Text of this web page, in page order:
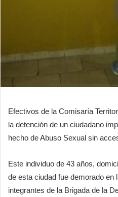
Efectivos de la Comisaría
la detención de un ciudadano
hecho de Abuso Sexual sin
Este individuo de 43 años,
de esta ciudad fue demorado en
integrantes de la Brigada de la